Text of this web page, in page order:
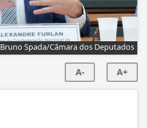
Bruno Spada/Câmara dos Deputados
A- A+